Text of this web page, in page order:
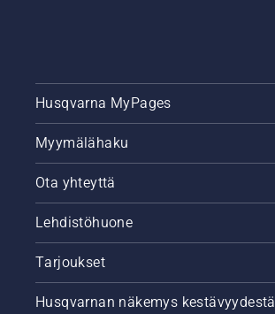
Husqvarna MyPages
Myymälähaku
Ota yhteyttä
Lehdistöhuone
Tarjoukset
Husqvarnan näkemys kestävyydestä